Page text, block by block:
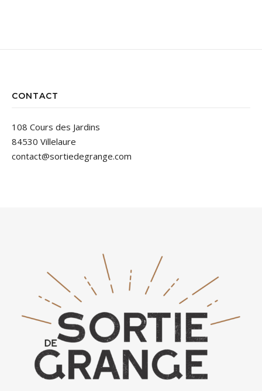
CONTACT
108 Cours des Jardins
84530 Villelaure
contact@sortiedegrange.com